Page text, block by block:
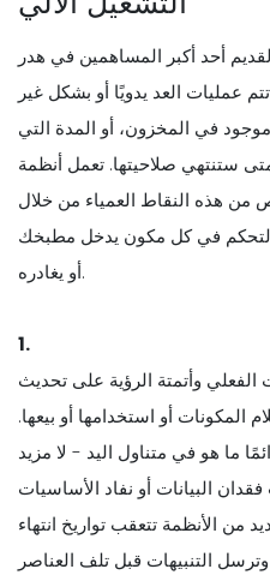
أحد أكبر المساهمين في هدر
عمليات العد يدويًا أو بشكل غير
في المخزون، أو المدة التي
ستنتهي صلاحيتها. تعمل أنظمة
من هذه النقاط العمياء من خلال
في كل مكون يدخل مطبخك
أو يغادره.
1.
الفعلي وأتمتة الرؤية على تحديث
أو استخدامها أو بيعها.
ما هو في متناول اليد - لا مزيد
البيانات أو نفاد الأساسيات
من الأنظمة تتعقب تواريخ انتهاء